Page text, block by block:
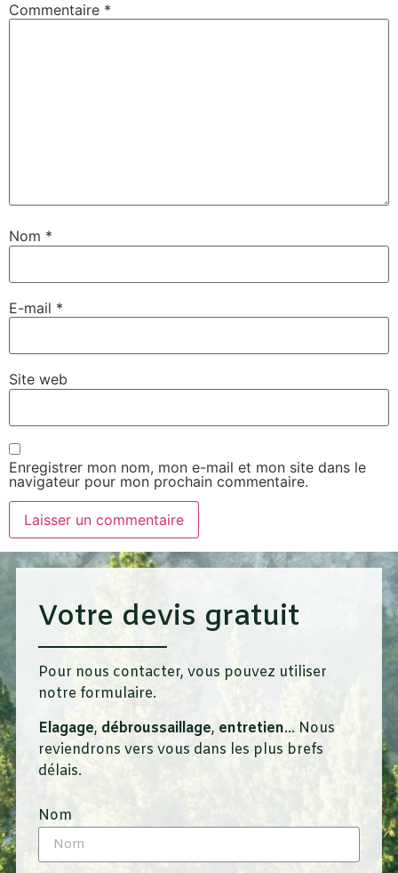
Commentaire *
Nom *
E-mail *
Site web
Enregistrer mon nom, mon e-mail et mon site dans le
navigateur pour mon prochain commentaire.
Votre devis gratuit
Pour nous contacter, vous pouvez utiliser
notre formulaire.
Elagage, débroussaillage, entretien… Nous
reviendrons vers vous dans les plus brefs
délais.
Nom